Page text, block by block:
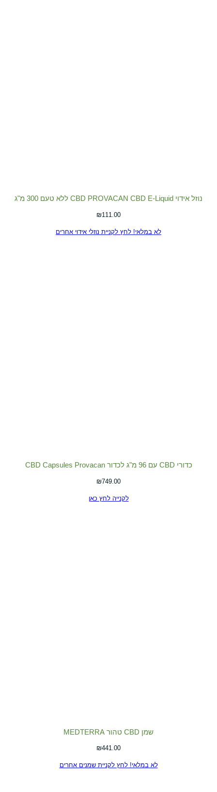
נוזל אידוי CBD PROVACAN CBD E-Liquid ללא טעם 300 מ"ג
₪111.00
לא במלאי! לחץ לקניית נוזלי אידוי אחרים
כדורי CBD עם 96 מ"ג לכדור CBD Capsules Provacan
₪749.00
לקנייה לחץ כאן
שמן CBD טהור MEDTERRA
₪441.00
לא במלאי! לחץ לקניית שמנים אחרים